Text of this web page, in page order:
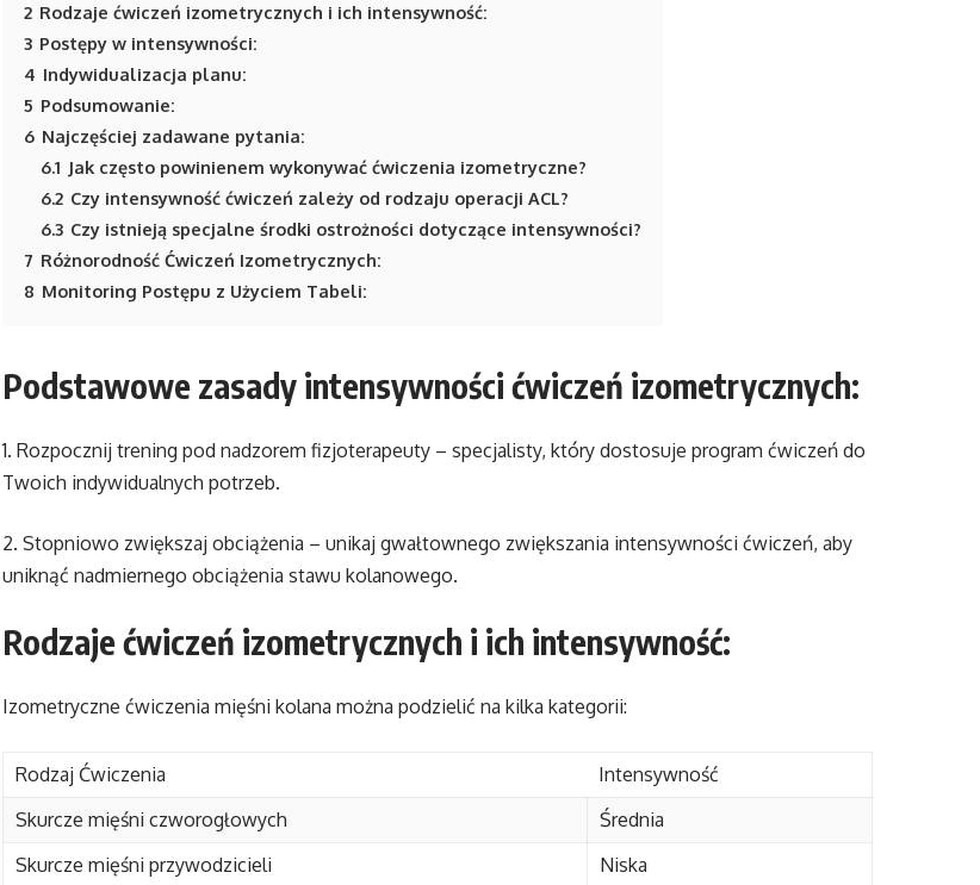
2 Rodzaje ćwiczeń izometrycznych i ich intensywność:
3 Postępy w intensywności:
4 Indywidualizacja planu:
5 Podsumowanie:
6 Najczęściej zadawane pytania:
6.1 Jak często powinienem wykonywać ćwiczenia izometryczne?
6.2 Czy intensywność ćwiczeń zależy od rodzaju operacji ACL?
6.3 Czy istnieją specjalne środki ostrożności dotyczące intensywności?
7 Różnorodność Ćwiczeń Izometrycznych:
8 Monitoring Postępu z Użyciem Tabeli:
Podstawowe zasady intensywności ćwiczeń izometrycznych:
1. Rozpocznij trening pod nadzorem fizjoterapeuty – specjalisty, który dostosuje program ćwiczeń do
Twoich indywidualnych potrzeb.
2. Stopniowo zwiększaj obciążenia – unikaj gwałtownego zwiększania intensywności ćwiczeń, aby
uniknąć nadmiernego obciążenia stawu kolanowego.
Rodzaje ćwiczeń izometrycznych i ich intensywność:
Izometryczne ćwiczenia mięśni kolana można podzielić na kilka kategorii:
Rodzaj Ćwiczenia
Intensywność
Skurcze mięśni czworogłowych
Średnia
Skurcze mięśni przywodzicieli
Niska